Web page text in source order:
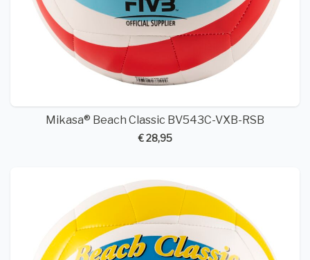
Mikasa® Beach Classic BV543C-VXB-RSB
€ 28,95